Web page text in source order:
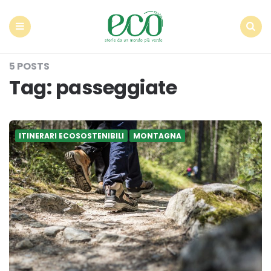
5 POSTS
Tag: passeggiate
ITINERARI ECOSOSTENIBILI MONTAGNA